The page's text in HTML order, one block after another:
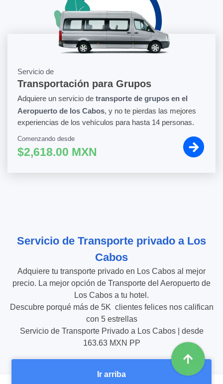
Servicio de
Transportación para Grupos
Adquiere un servicio de transporte de grupos en el
Aeropuerto de los Cabos, y no te pierdas las mejores
experiencias de los vehículos para hasta 14 personas.
Comenzando desde
$2,618.00 MXN
Servicio de Transporte privado a Los
Cabos
Adquiere tu transporte privado en Los Cabos al mejor
precio. La mejor opción de Transporte del Aeropuerto de
Los Cabos a tu hotel.
Descubre porqué más de 5K clientes felices nos califican
con 5estrellas
Servicio de Transporte Privado a Los Cabos| desde
163.63MXN PP
Ir arriba